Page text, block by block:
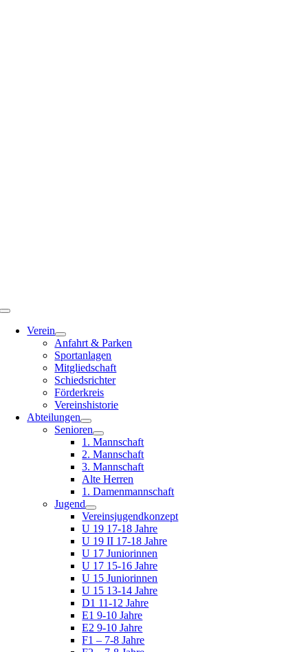
Toggle
NavigationVerein
Anfahrt & Parken
Sportanlagen
Mitgliedschaft
Schiedsrichter
Förderkreis
Vereinshistorie
Abteilungen
Senioren
1. Mannschaft
2. Mannschaft
3. Mannschaft
Alte Herren
1. Damenmannschaft
Jugend
Vereinsjugendkonzept
U 19 17-18 Jahre
U 19 II 17-18 Jahre
U 17 Juniorinnen
U 17 15-16 Jahre
U 15 Juniorinnen
U 15 13-14 Jahre
D1 11-12 Jahre
E1 9-10 Jahre
E2 9-10 Jahre
F1 – 7-8 Jahre